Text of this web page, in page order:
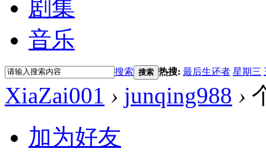
剧集
音乐
搜索 搜索 热搜: 最后生还者 星期三
XiaZai001 › junqing988 ›
加为好友